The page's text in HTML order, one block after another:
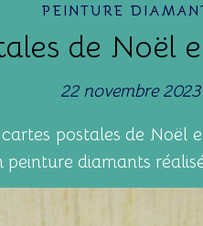
PEINTURE
de Noël
22 novembre 2023
postales de Noël
peinture diamants